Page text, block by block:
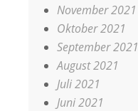
November 2021
Oktober 2021
September 2021
August 2021
Juli 2021
Juni 2021